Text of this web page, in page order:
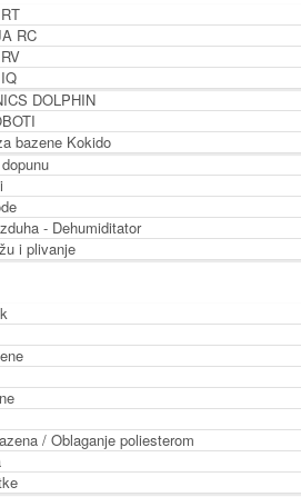
RC
DOLPHIN
bazene Kokido
- Dehumiditator
i plivanje
/ Oblaganje poliesterom